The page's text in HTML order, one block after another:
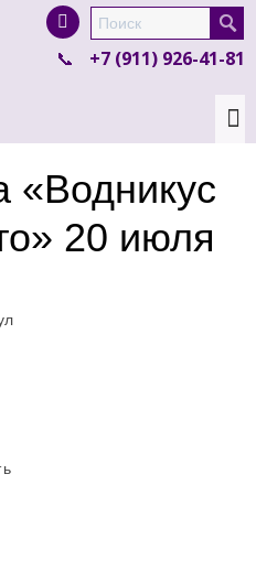
in a size size .
colour items.
+7 (911) 926-41-81
«Водникус
20 июля